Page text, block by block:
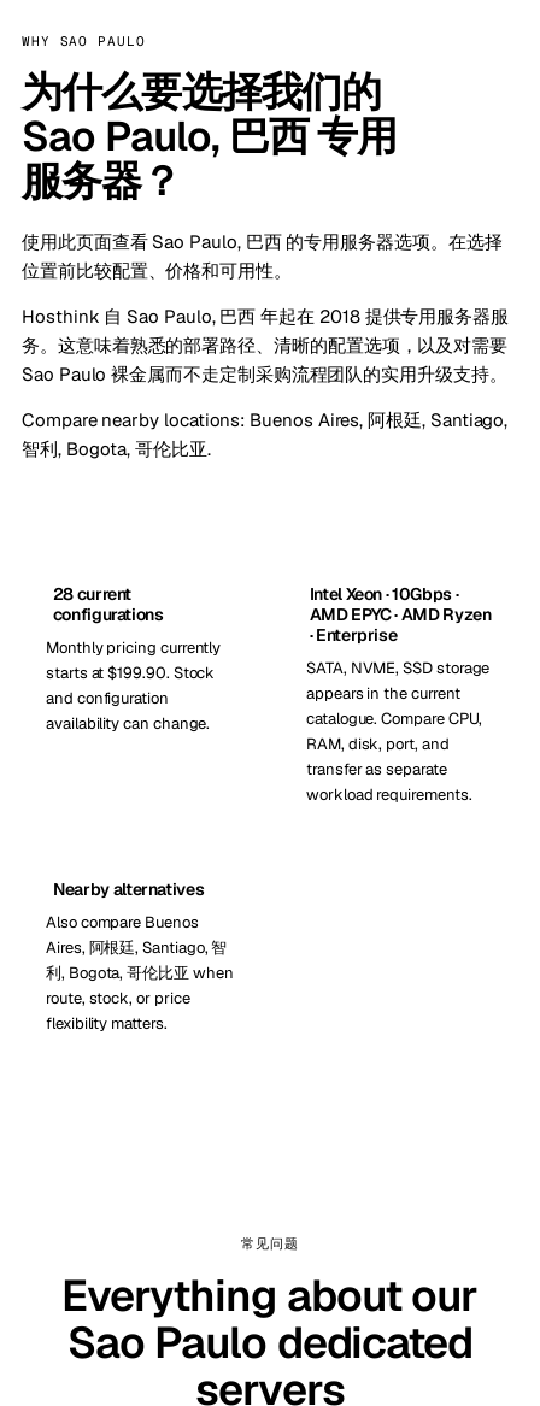
WHY SAO PAULO
为什么要选择我们的
Sao Paulo, 巴西 专用
服务器？
使用此页面查看 Sao Paulo, 巴西 的专用服务器选项。在选择
位置前比较配置、价格和可用性。
Hosthink 自 Sao Paulo, 巴西 年起在 2018 提供专用服务器服
务。这意味着熟悉的部署路径、清晰的配置选项，以及对需要
Sao Paulo 裸金属而不走定制采购流程团队的实用升级支持。
Compare nearby locations: Buenos Aires, 阿根廷, Santiago,
智利, Bogota, 哥伦比亚.
28 current
configurations
Monthly pricing currently
starts at $199.90. Stock
and configuration
availability can change.
Intel Xeon · 10Gbps ·
AMD EPYC · AMD Ryzen
· Enterprise
SATA, NVME, SSD storage
appears in the current
catalogue. Compare CPU,
RAM, disk, port, and
transfer as separate
workload requirements.
Nearby alternatives
Also compare Buenos
Aires, 阿根廷, Santiago, 智
利, Bogota, 哥伦比亚 when
route, stock, or price
flexibility matters.
常见问题
Everything about our
Sao Paulo dedicated
servers